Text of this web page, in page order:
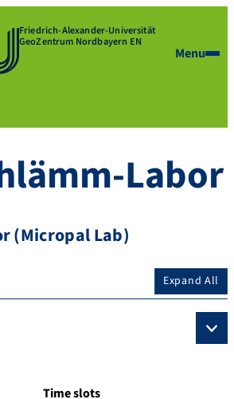
Friedrich-Alexander-Universität
GeoZentrum Nordbayern EN
Menu
Labor
(Micropal Lab)
Expand All
Time slots